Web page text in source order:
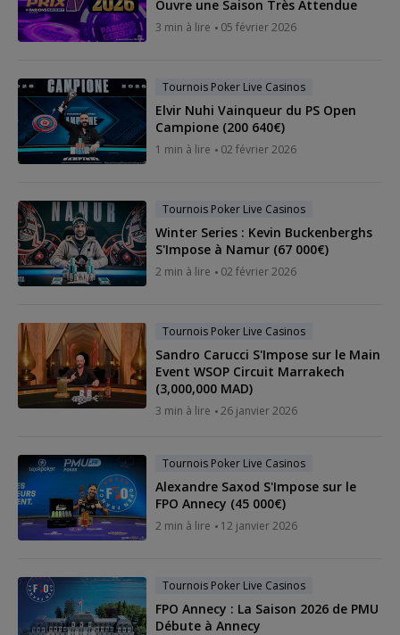
Ouvre une Saison Très Attendue
3 min à lire 05 février 2026
Tournois Poker Live Casinos
Elvir Nuhi Vainqueur du PS Open
Campione (200 640€)
1 min à lire 02 février 2026
Tournois Poker Live Casinos
Winter Series : Kevin Buckenberghs
S'Impose à Namur (67 000€)
2 min à lire 02 février 2026
Tournois Poker Live Casinos
Sandro Carucci S'Impose sur le Main
Event WSOP Circuit Marrakech
(3,000,000 MAD)
3 min à lire 26 janvier 2026
Tournois Poker Live Casinos
Alexandre Saxod S'Impose sur le
FPO Annecy (45 000€)
2 min à lire 12 janvier 2026
Tournois Poker Live Casinos
FPO Annecy : La Saison 2026 de PMU
Débute à Annecy